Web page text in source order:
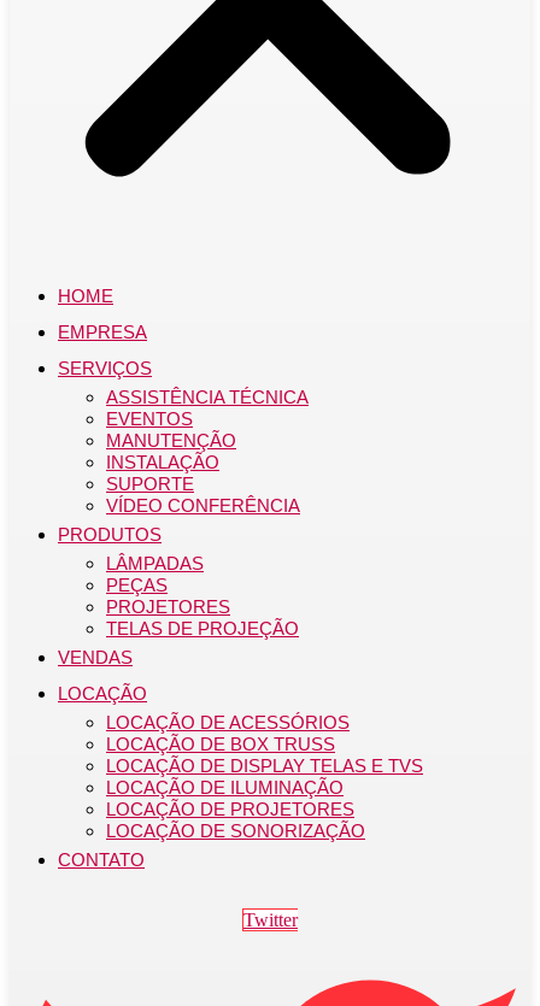
HOME
EMPRESA
SERVIÇOS
ASSISTÊNCIA TÉCNICA
EVENTOS
MANUTENÇÃO
INSTALAÇÃO
SUPORTE
VÍDEO CONFERÊNCIA
PRODUTOS
LÂMPADAS
PEÇAS
PROJETORES
TELAS DE PROJEÇÃO
VENDAS
LOCAÇÃO
LOCAÇÃO DE ACESSÓRIOS
LOCAÇÃO DE BOX TRUSS
LOCAÇÃO DE DISPLAY TELAS E TVS
LOCAÇÃO DE ILUMINAÇÃO
LOCAÇÃO DE PROJETORES
LOCAÇÃO DE SONORIZAÇÃO
CONTATO
Twitter